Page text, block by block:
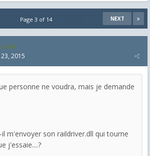
NEXT
Page 3 of 14
2,463
2015
personne ne voudra, mais je demande
m'envoyer son raildriver.dll qui tourne
j'essaie....?